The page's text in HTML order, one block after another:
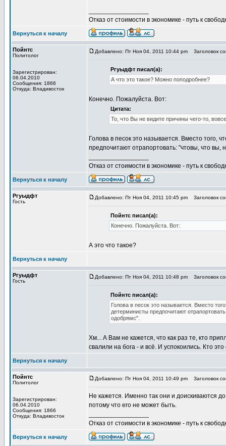
Отказ от стоимости в экономике - путь к
Вернуться к началу
Пойнтс
Политолог
Зарегистрирован:
06.04.2010
Сообщения: 1866
Откуда: Владивосток
Добавлено: Пт Ноя 04, 2011 10:44 pm Заголовок
Ргуыдфт писал(а):
А что это такое? Можно поподробнее?
Конечно. Пожалуйста. Вот:
Цитата:
То, что Вы не видите причины чего-то,
Голова в песок это называется. Вместо того,
предпочитают отрапортовать: "чтовы, что
Отказ от стоимости в экономике - путь к
Вернуться к началу
Ргуыдфт
Гость
Добавлено: Пт Ноя 04, 2011 10:45 pm Заголовок
Пойнтс писал(а):
Конечно. Пожалуйста. Вот:
А это что такое?
Вернуться к началу
Ргуыдфт
Гость
Добавлено: Пт Ноя 04, 2011 10:48 pm Заголовок
Пойнтс писал(а):
Голова в песок это называется. Вместо
детерминисты предпочитают
одобрямс".
Хм... А Вам не кажется, что как раз те, кто
свалили на бога - и всё. И успокоились. Кто
Вернуться к началу
Пойнтс
Политолог
Зарегистрирован:
06.04.2010
Сообщения: 1866
Откуда: Владивосток
Добавлено: Пт Ноя 04, 2011 10:49 pm Заголовок
Не кажется. Именно так они и доискиваются
потому что его не может быть.
Отказ от стоимости в экономике - путь к
Вернуться к началу